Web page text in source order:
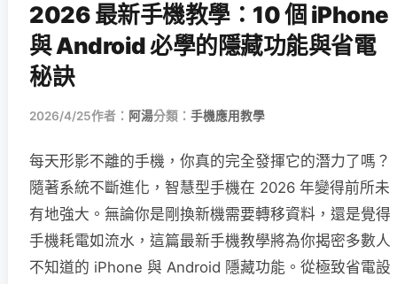
2026 最新手機教學：10 個 iPhone
與 Android 必學的隱藏功能與省電
秘訣
2026/4/25作者： 阿湯分類： 手機應用教學
每天形影不離的手機，你真的完全發揮它的潛力了嗎？
隨著系統不斷進化，智慧型手機在 2026 年變得前所未
有地強大。無論你是剛換新機需要轉移資料，還是覺得
手機耗電如流水，這篇最新手機教學將為你揭密多數人
不知道的 iPhone 與 Android 隱藏功能。從極致省電設